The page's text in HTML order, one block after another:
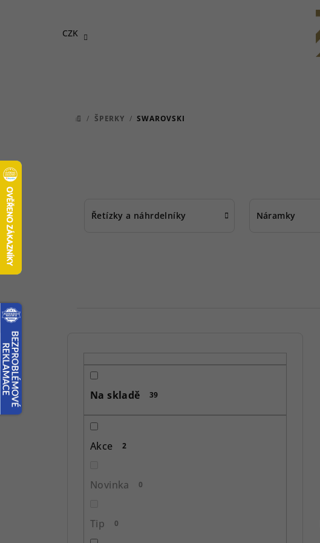
CZK
DOMŮ
/ ŠPERKY / SWAROVSKI
Řetízky a náhrdelníky Náramky
Na skladě 39
Akce 2
Novinka 0
Tip 0